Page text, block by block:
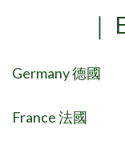
｜
Germany 德國
France 法國